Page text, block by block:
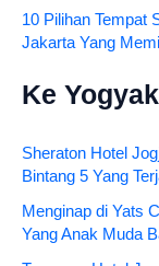
10 Pilihan Tempat
Jakarta Yang
Ke
Sheraton Hotel
Bintang 5 Yang
Menginap di Yats
Yang Anak Muda